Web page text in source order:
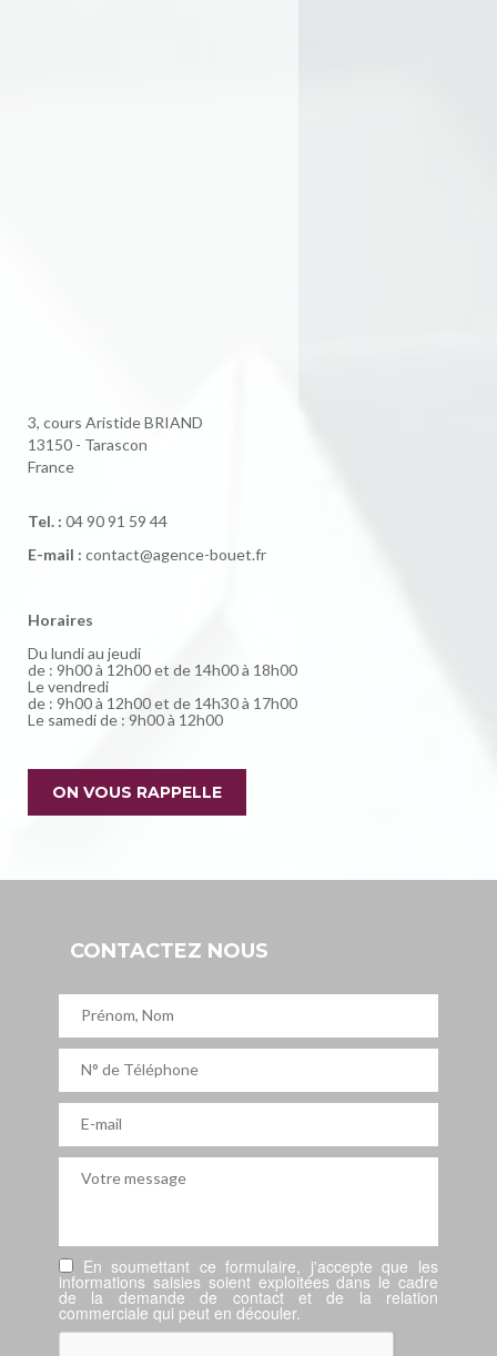
3, cours Aristide BRIAND
13150 - Tarascon
France
Tel. : 04 90 91 59 44
E-mail : contact@agence-bouet.fr
Horaires
Du lundi au jeudi
de : 9h00 à 12h00 et de 14h00 à 18h00
Le vendredi
de : 9h00 à 12h00 et de 14h30 à 17h00
Le samedi de : 9h00 à 12h00
ON VOUS RAPPELLE
CONTACTEZ NOUS
En soumettant ce formulaire, j'accepte que les
informations saisies soient exploitées dans le cadre
de la demande de contact et de la relation
commerciale qui peut en découler.